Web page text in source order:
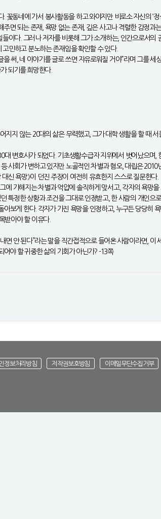
동네에 가서 봉사활동을 하고 와야지만 비로소 자신의 ‘
면 되는 존재, 욕망 없는 존재, 깊은 사고나 격렬한 감정
이다. 그러나 저자를 비롯해 그가 소개하는, 인간으로서
고민하고 분노하는 존재임을 확인할 수 있다.
써, 네 이야기를 글로 쓰면 자유로워질 거야”라며 그를
되기를 희망한다.
지 않는 20대의 삶은 무력했고, 그가 대학 생활을 할 때
대 변호사가 되었다. 기초생활수급자 지위에서 벗어났으
사회가 변하고 있지만 노골적인 차별과 혐오, 대립은
신 욕망》이 던진 주장이 여전히 유효한지 스스로 질문한다.
가해지는 차별과 억압에 솔직하게 맞서고, 각자의 욕망
정한 상황과 조건을 그대로 인정받고, 한 사람의 개인으
아보게 한다. 각자가 가진 욕망을 인정하고, 누구든 당당
받아야 할 이유다.
안 된다”라는 말을 직간접적으로 들어온 사람이라면,
어야 할 귀중한 삶의 기회가 아닌가? -13쪽
정보처리방침 저작권보호방침 이메일무단수집거부